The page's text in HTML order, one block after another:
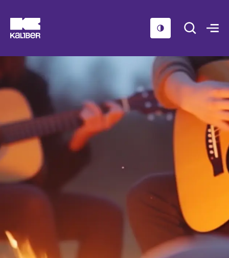
Cursussen
Scholen
Sociaal domein
Nieuws & Agenda
Contact